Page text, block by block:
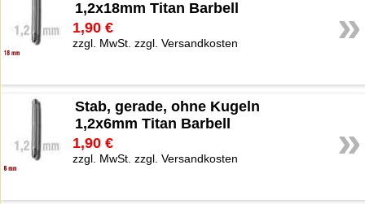
»
1,2x18mm Titan Barbell
1,90 €
zzgl. MwSt. zzgl. Versandkosten
»
Stab, gerade, ohne Kugeln
1,2x6mm Titan Barbell
1,90 €
zzgl. MwSt. zzgl. Versandkosten